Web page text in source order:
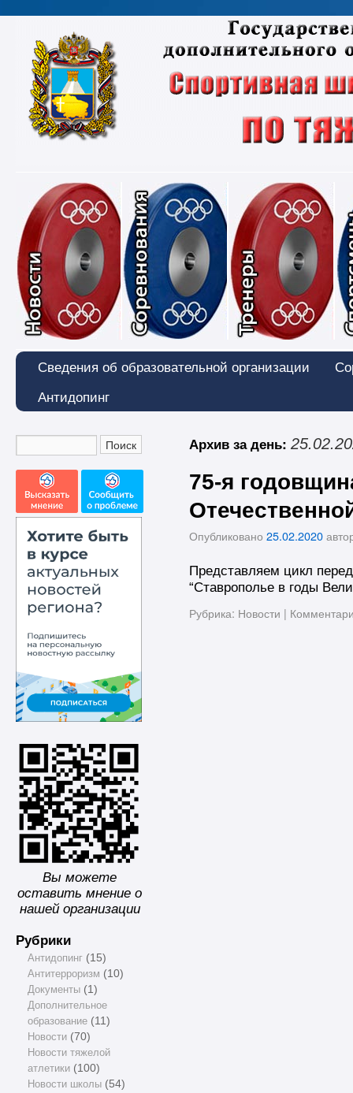
Новости Соревнования
Сведения об образовательной организации
Антидопинг
Вы можете
оставить мнение о
нашей организации
Рубрики
Антидопинг(15)
Антитерроризм (10)
Документы(1)
Дополнительное
образование(11)
Новости(70)
Новости тяжелой
атлетики(100)
Новости школы(54)
Архив за день:
75-я
Опубликовано 25.02.2020
Представляем цикл
“Ставрополье в годы
Рубрика: Новости |